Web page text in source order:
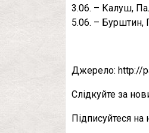
3.06. – Калуш,
5.06. – Бурштин,
Джерело: http://
Слідкуйте за
Підписуйтеся на